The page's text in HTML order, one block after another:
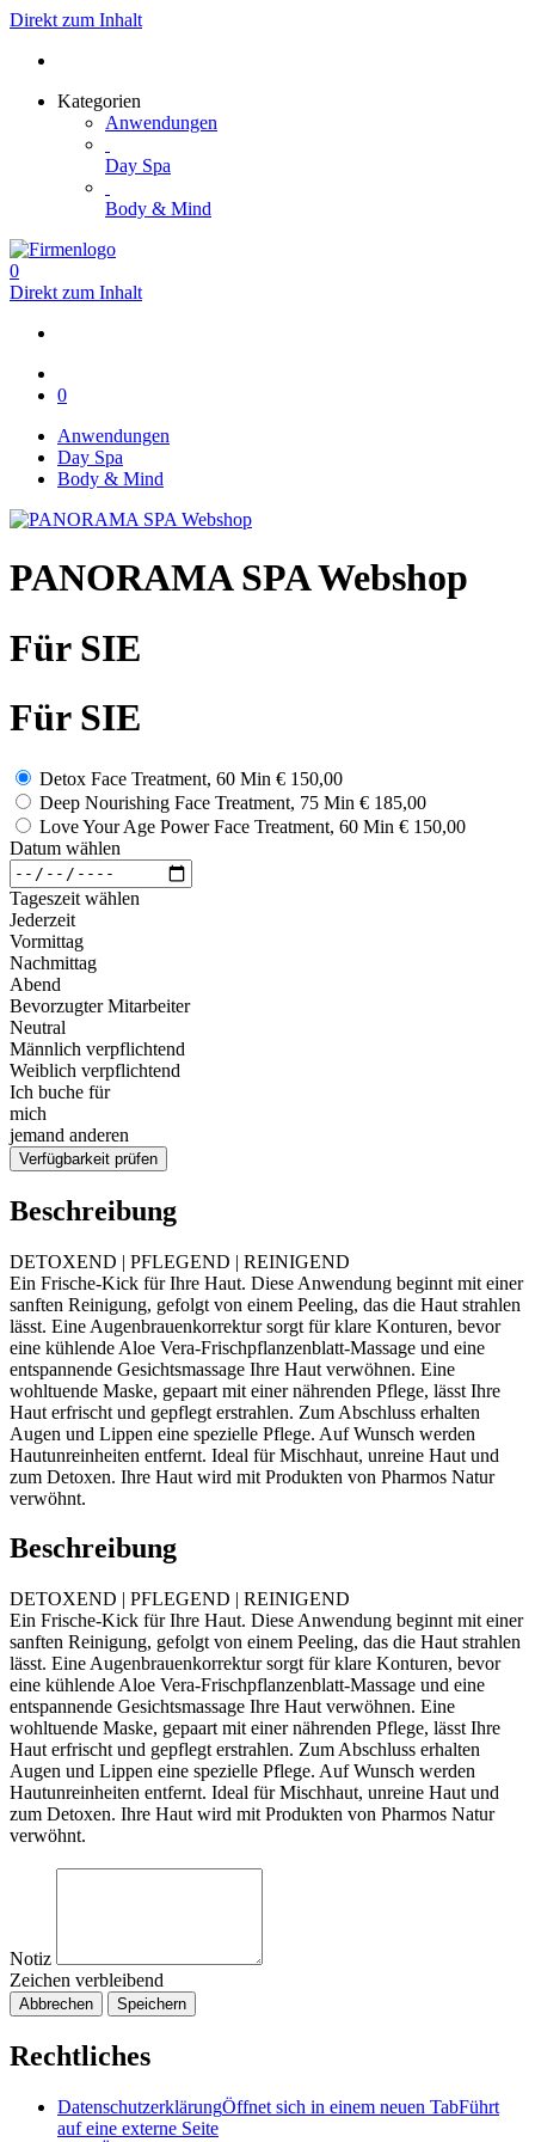
Direkt zum Inhalt
Kategorien
Anwendungen
Day Spa
Body & Mind
0
Direkt zum Inhalt
0
Anwendungen
Day Spa
Body & Mind
PANORAMA SPA Webshop
Für SIE
Für SIE
Detox Face Treatment, 60 Min € 150,00
Deep Nourishing Face Treatment, 75 Min € 185,00
Love Your Age Power Face Treatment, 60 Min € 150,00
Datum wählen
Tageszeit wählen
Jederzeit
Vormittag
Nachmittag
Abend
Bevorzugter Mitarbeiter
Neutral
Männlich verpflichtend
Weiblich verpflichtend
Ich buche für
mich
jemand anderen
Verfügbarkeit prüfen
Beschreibung
DETOXEND | PFLEGEND | REINIGEND
Ein Frische-Kick für Ihre Haut. Diese Anwendung beginnt mit einer
sanften Reinigung, gefolgt von einem Peeling, das die Haut strahlen
lässt. Eine Augenbrauenkorrektur sorgt für klare Konturen, bevor
eine kühlende Aloe Vera-Frischpflanzenblatt-Massage und eine
entspannende Gesichtsmassage Ihre Haut verwöhnen. Eine
wohltuende Maske, gepaart mit einer nährenden Pflege, lässt Ihre
Haut erfrischt und gepflegt erstrahlen. Zum Abschluss erhalten
Augen und Lippen eine spezielle Pflege. Auf Wunsch werden
Hautunreinheiten entfernt. Ideal für Mischhaut, unreine Haut und
zum Detoxen. Ihre Haut wird mit Produkten von Pharmos Natur
verwöhnt.
Beschreibung
DETOXEND | PFLEGEND | REINIGEND
Ein Frische-Kick für Ihre Haut. Diese Anwendung beginnt mit einer
sanften Reinigung, gefolgt von einem Peeling, das die Haut strahlen
lässt. Eine Augenbrauenkorrektur sorgt für klare Konturen, bevor
eine kühlende Aloe Vera-Frischpflanzenblatt-Massage und eine
entspannende Gesichtsmassage Ihre Haut verwöhnen. Eine
wohltuende Maske, gepaart mit einer nährenden Pflege, lässt Ihre
Haut erfrischt und gepflegt erstrahlen. Zum Abschluss erhalten
Augen und Lippen eine spezielle Pflege. Auf Wunsch werden
Hautunreinheiten entfernt. Ideal für Mischhaut, unreine Haut und
zum Detoxen. Ihre Haut wird mit Produkten von Pharmos Natur
verwöhnt.
Notiz
Zeichen verbleibend
Abbrechen Speichern
Rechtliches
DatenschutzerklärungÖffnet sich in einem neuen TabFührt
auf eine externe Seite